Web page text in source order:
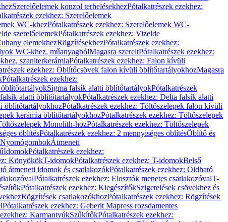
Szerelőelemek konzol terhelésekhezPótalkatrészek ezekhez:
ezekhez: Szerelőelemek
WC-khezPótalkatrészek ezekhez: Szerelőelemek WC-
szerelőelemekPótalkatrészek ezekhez: Vizelde
elemekhezRögzítésekhezPótalkatrészek ezekhez:
WC-khez, műanyagbólMagasra szereltPótalkatrészek ezekhez:
szaniterkerámiaPótalkatrészek ezekhez: Falon kívüli
ezekhez: Öblítőcsövek falon kívüli öblítőtartályokhozMagasra
Pótalkatrészek ezekhez:
Sigma falsík alatti öblítőtartályokPótalkatrészek
alatti öblítőtartályokPótalkatrészek ezekhez: Delta falsík alatti
öblítőtartályokhozPótalkatrészek ezekhez: Töltőszelepek falon kívüli
kerámia öblítőtartályokhozPótalkatrészek ezekhez: Töltőszelepek
Monolith-hozPótalkatrészek ezekhez: Töltőszelepek
öblítésPótalkatrészek ezekhez: 2 mennyiséges öblítésÖblítő és
NyomógombokÁtmeneti
IdomokPótalkatrészek ezekhez:
KönyökökT-idomokPótalkatrészek ezekhez: T-idomokBelső
átmeneti idomok és csatlakozókPótalkatrészek ezekhez: Oldható
Pótalkatrészek ezekhez: Elosztók menetes csatlakozóvalT-
Pótalkatrészek ezekhez: KiegészítőkSzigetelések csövekhez és
Rögzítések csatlakozókhozPótalkatrészek ezekhez: Rögzítések
Pótalkatrészek ezekhez: Geberit Mapress rozsdamentes
KarmantyúkSzűkítőkPótalkatrészek ezekhez: